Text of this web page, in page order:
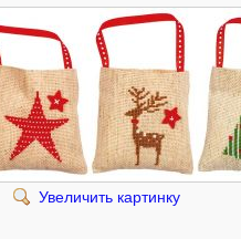
Увеличить картинку